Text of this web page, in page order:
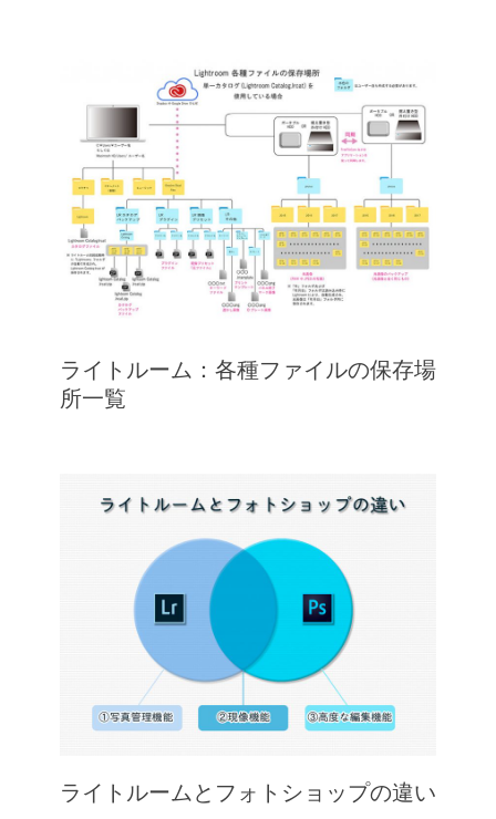
ライトルーム：各種ファイルの保存場
所一覧
ライトルームとフォトショップの違い